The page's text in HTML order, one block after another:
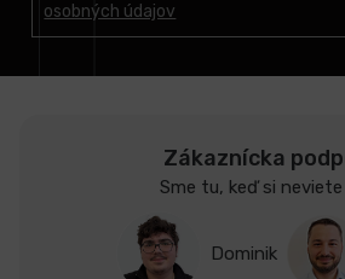
osobných údajov
Zákaznícka
Sme tu, keď si
Dominik